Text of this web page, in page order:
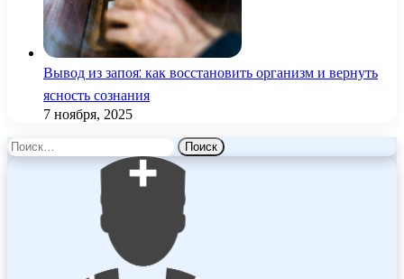
Вывод из запоя: как восстановить организм и вернуть
ясность сознания
7 ноября, 2025
Найти: